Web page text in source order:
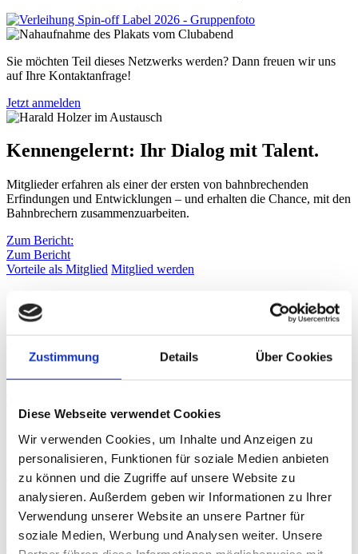
Zustimmung Details Über Cookies
Diese Webseite verwendet Cookies
Wir verwenden Cookies, um Inhalte und Anzeigen zu
personalisieren, Funktionen für soziale Medien anbieten
zu können und die Zugriffe auf unsere Website zu
analysieren. Außerdem geben wir Informationen zu Ihrer
Verwendung unserer Website an unsere Partner für
soziale Medien, Werbung und Analysen weiter. Unsere
Sie möchten Teil dieses Netzwerks werden? Dann freuen wir uns
auf Ihre Kontaktanfrage!
Jetzt anmelden
Kennengelernt: Ihr Dialog mit Talent.
Mitglieder erfahren als einer der ersten von bahnbrechenden
Erfindungen und Entwicklungen – und erhalten die Chance, mit den
Bahnbrechern zusammenzuarbeiten.
Zum Bericht:
Zum Bericht
Vorteile als Mitglied Mitglied werden
Mitglied werden. Erster sein.
Der Club macht einen guten Eindruck. Und zwar nicht nur für die
TU, sondern für Unternehmen, die sich mit Mitgliedern und
Mentor:innen als Unterstützer zeigen. Wie könnte man
eindrucksvoller zeigen, welche Rolle Innovation für Sie spielt, als
Technologie von morgen zu arbeiten?
Abgesehen von dem Image-Gewinn, ist auch der Zugang zu
Laboren im FabLab gewährleistet und für viele Mitglieder ein
ungeahnter Mehrwert. Etwa um Prototypen zu testen oder direkt in
der eigenen Umgebung mit Forschenden zu kooperieren.
Auch die Teilnahme an regelmäßig stattfindenden Events steht
Mitgliedern frei – für Networking, wertvolle Gespräche oder einfach
um unter den Ersten zu sein, die von bahnbrechenden Innovationen
erfahren.